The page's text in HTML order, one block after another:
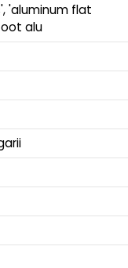
'aluminum flat
alu